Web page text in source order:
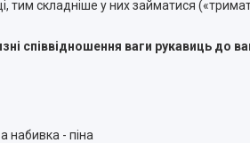
тим складніше у них займатися
співвідношення ваги рукавиць до
набивка - піна